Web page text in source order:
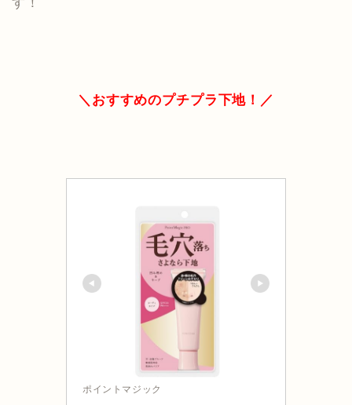
す！
＼おすすめのプチプラ下地！／
ポイントマジック